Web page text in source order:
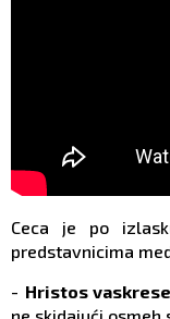
Ceca je po
predstavnicima
- Hristos